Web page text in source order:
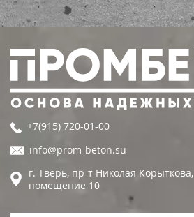
+7(915) 720-01-00
info@prom-beton.su
г. Тверь, пр-т Николая Корыткова,
помещение 10